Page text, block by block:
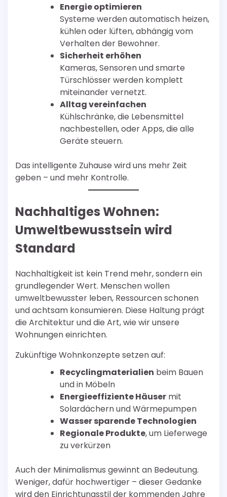
Energie optimieren
Systeme werden automatisch heizen,
kühlen oder lüften, abhängig vom
Verhalten der Bewohner.
Sicherheit erhöhen
Kameras, Sensoren und smarte
Türschlösser werden komplett
miteinander vernetzt.
Alltag vereinfachen
Kühlschränke, die Lebensmittel
nachbestellen, oder Apps, die alle
Geräte steuern.
Das intelligente Zuhause wird uns mehr Zeit
geben – und mehr Kontrolle.
Nachhaltiges Wohnen:
Umweltbewusstsein wird
Standard
Nachhaltigkeit ist kein Trend mehr, sondern ein
grundlegender Wert. Menschen wollen
umweltbewusster leben, Ressourcen schonen
und achtsam konsumieren. Diese Haltung prägt
die Architektur und die Art, wie wir unsere
Wohnungen einrichten.
Zukünftige Wohnkonzepte setzen auf:
Recyclingmaterialien beim Bauen
und in Möbeln
Energieeffiziente Häuser mit
Solardächern und Wärmepumpen
Wasser sparende Technologien
Regionale Produkte, um Lieferwege
zu verkürzen
Auch der Minimalismus gewinnt an Bedeutung.
Weniger, dafür hochwertiger – dieser Gedanke
wird den Einrichtungsstil der kommenden Jahre